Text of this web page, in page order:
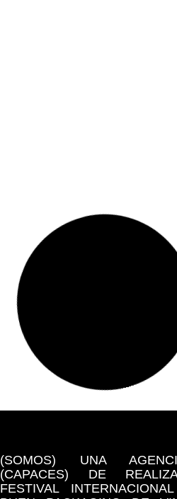
(SOMOS) UNA
(CAPACES) DE
FESTIVAL